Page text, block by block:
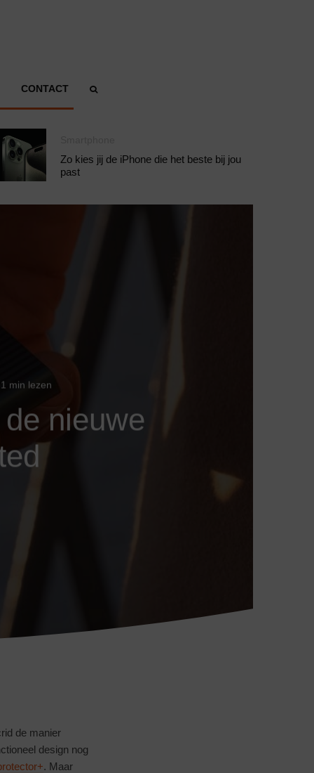
CONTACT
Zo kies jij de iPhone die het beste bij jou
past
1 min lezen
nieuwe
de manier
design nog
. Maar